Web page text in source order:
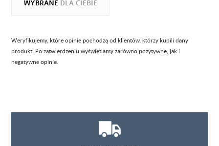
WYBRANEDLA CIEBIE
Weryfikujemy, które opinie pochodzą od klientów, którzy kupili dany
produkt. Po zatwierdzeniu wyświetlamy zarówno pozytywne, jak i
negatywne opinie.